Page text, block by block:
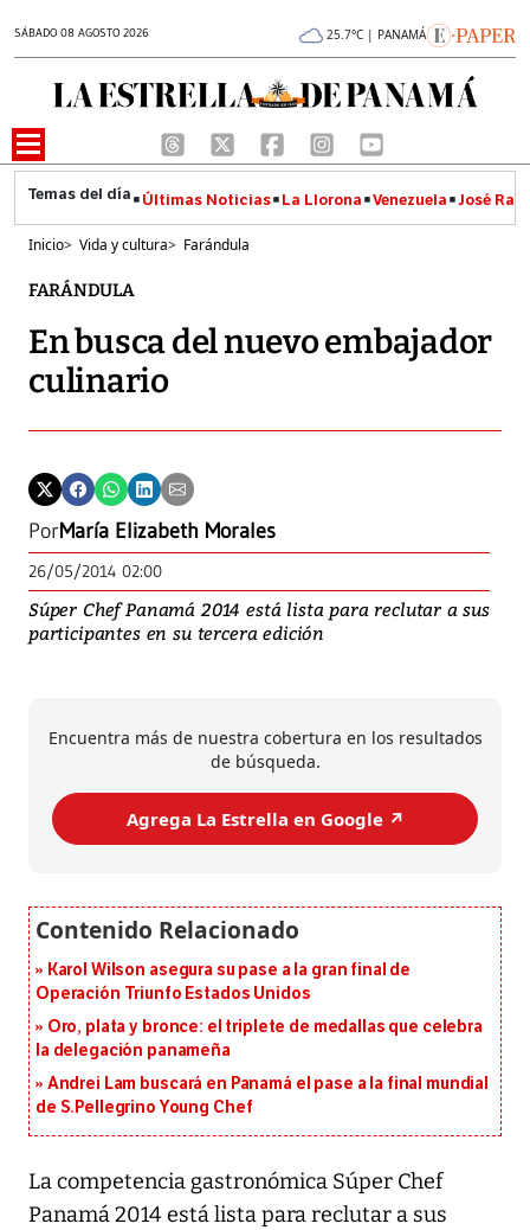
SÁBADO 08 AGOSTO 2026 25.7°C | PANAMÁ
Últimas Noticias La Llorona Venezuela José
Inicio> Vida y cultura> Farándula
FARÁNDULA
En busca del nuevo embajador
culinario
PorMaría Elizabeth Morales
26/05/2014 02:00
Súper Chef Panamá 2014 está lista para reclutar a sus
participantes en su tercera edición
Encuentra más de nuestra cobertura en los resultados
de búsqueda.
Agrega La Estrella en Google ↗️
Karol Wilson asegura su pase a la gran final de
Operación Triunfo Estados Unidos
Oro, plata y bronce: el triplete de medallas que celebra
la delegación panameña
Andrei Lam buscará en Panamá el pase a la final mundial
de S.Pellegrino Young Chef
La competencia gastronómica Súper Chef
Panamá 2014 está lista para reclutar a sus